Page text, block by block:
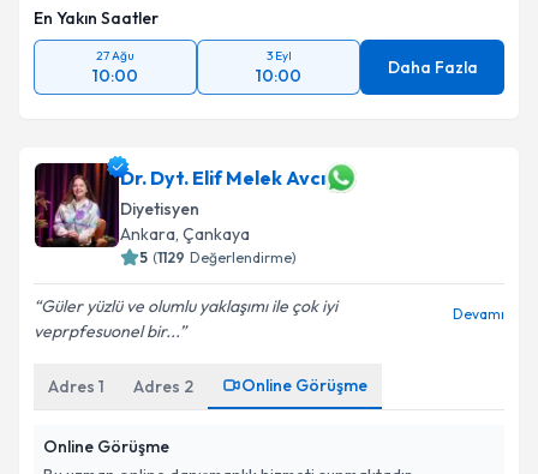
En Yakın Saatler
27 Ağu
10:00
3 Eyl
10:00 Daha Fazla
Dr. Dyt. Elif Melek Avcı
Diyetisyen
Ankara, Çankaya
5 (1129 Değerlendirme)
Güler yüzlü ve olumlu yaklaşımı ile çok iyi
veprpfesuonel bir...
Devamı
Adres 1 Adres 2 Online Görüşme
Online Görüşme